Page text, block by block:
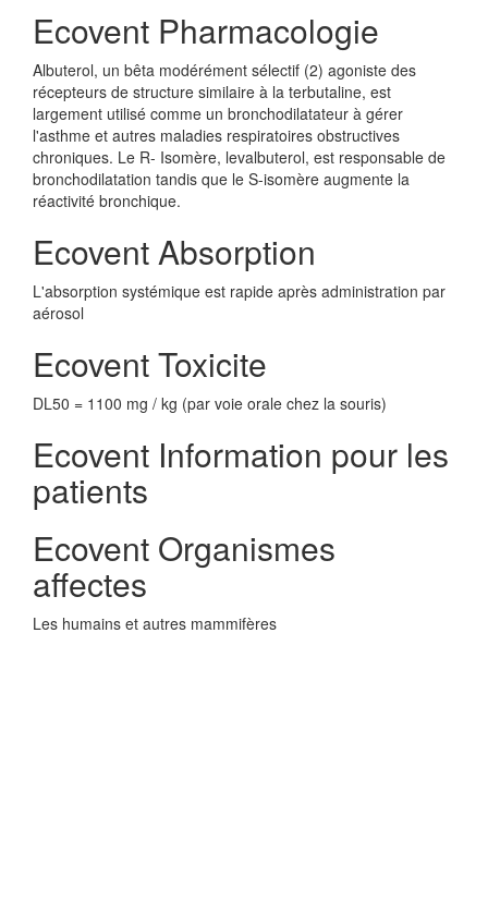
Ecovent Pharmacologie
Albuterol, un bêta modérément sélectif (2) agoniste des
récepteurs de structure similaire à la terbutaline, est
largement utilisé comme un bronchodilatateur à gérer
l'asthme et autres maladies respiratoires obstructives
chroniques. Le R- Isomère, levalbuterol, est responsable de
bronchodilatation tandis que le S-isomère augmente la
réactivité bronchique.
Ecovent Absorption
L'absorption systémique est rapide après administration par
aérosol
Ecovent Toxicite
DL50 = 1100 mg / kg (par voie orale chez la souris)
Ecovent Information pour les
patients
Ecovent Organismes
affectes
Les humains et autres mammifères